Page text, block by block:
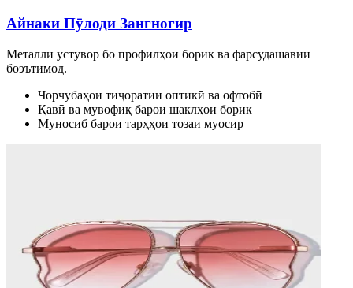
Айнаки Пӯлоди Зангногир
Металли устувор бо профилҳои борик ва фарсудашавии
боэътимод.
Чорчӯбаҳои тиҷоратии оптикӣ ва офтобӣ
Қавӣ ва мувофиқ барои шаклҳои борик
Муносиб барои тарҳҳои тозаи муосир